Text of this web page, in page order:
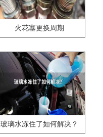
火花塞更换周期
玻璃水冻住了如何解决？